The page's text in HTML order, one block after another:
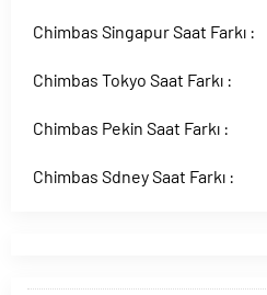
Chimbas Singapur Saat Farkı :
Chimbas Tokyo Saat Farkı :
Chimbas Pekin Saat Farkı :
Chimbas Sdney Saat Farkı :